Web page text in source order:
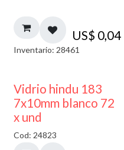
US$ 0,04
Inventario: 28461
40% DESCUENTO
Vidrio hindu 183
7x10mm blanco 72
x und
Cod: 24823